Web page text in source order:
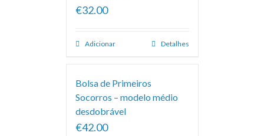
€32.00
Adicionar Detalhes
Bolsa de Primeiros
Socorros – modelo médio
desdobrável
€42.00